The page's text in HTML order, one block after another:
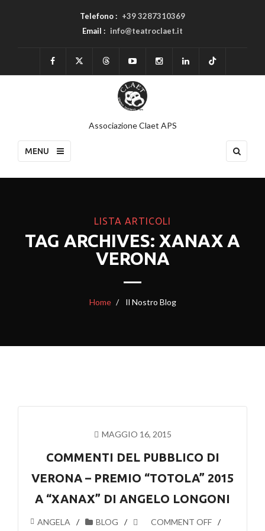
Telefono : +39 3287310369
Email : info@teatroclaet.it
Associazione Claet APS
MENU
LISTA ARTICOLI
TAG ARCHIVES: XANAX A
VERONA
Home Il Nostro Blog
MAGGIO 16, 2015
COMMENTI DEL PUBBLICO DI
VERONA – PREMIO “TOTOLA” 2015
A “XANAX” DI ANGELO LONGONI
ANGELA BLOG
COMMENT OFF